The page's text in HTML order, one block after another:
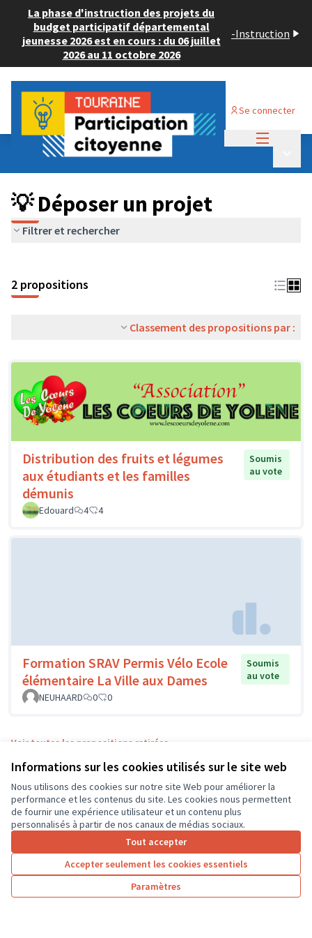
Informations sur les cookies utilisés sur le site web
Nous utilisons des cookies sur notre site Web pour améliorer la
performance et les contenus du site. Les cookies nous permettent
de fournir une expérience utilisateur et un contenu plus
personnalisés à partir de nos canaux de médias sociaux.
Tout accepter
Accepter seulement les cookies essentiels
Paramètres
La phase d'instruction des projets du
budget participatif départemental
jeunesse 2026 est en cours : du 06 juillet
2026 au 11 octobre 2026
-Instruction
Se connecter
Budget Participatif ADULTE 2024
💡 Déposer un projet
💡 Déposer un projet
Filtrer et rechercher
2 propositions
Classement des propositions par :
Distribution des fruits et légumes
aux étudiants et les familles
démunis
Soumis
au vote
Edouard 4 4
Formation SRAV Permis Vélo Ecole
élémentaire La Ville aux Dames
Soumis
au vote
NEUHAARD
0 0
Voir toutes les propositions retirées
Conditions d'utilisation
CD37 sur X
(Lien externe)
CD37 sur Facebook
(Lien externe)
CD37 sur Instagram
(Lien externe)
CD37 sur YouTube
(Lien externe)